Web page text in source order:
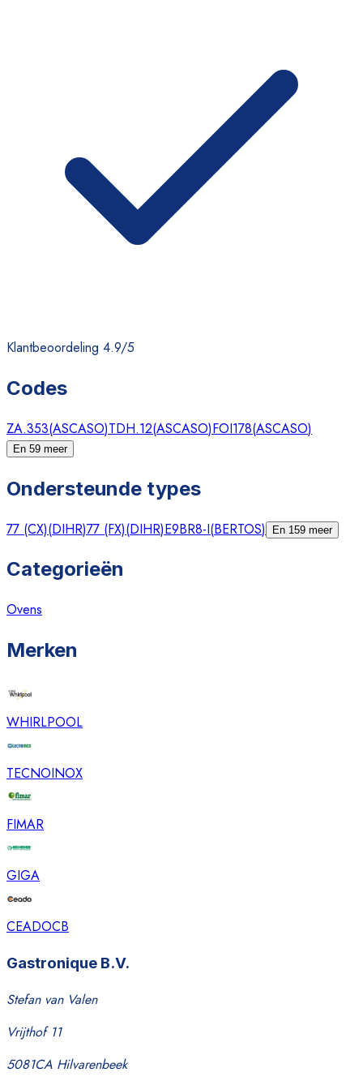
Klantbeoordeling 4.9/5
Codes
ZA.353(ASCASO)TDH.12(ASCASO)FOI178(ASCASO)
En 59 meer
Ondersteunde types
77 (CX)(DIHR)77 (FX)(DIHR)E9BR8-I(BERTOS) En 159 meer
Categorieën
Ovens
Merken
WHIRLPOOL
TECNOINOX
FIMAR
GIGA
CEADOCB
Gastronique B.V.
Stefan van Valen
Vrijthof 11
5081CA Hilvarenbeek